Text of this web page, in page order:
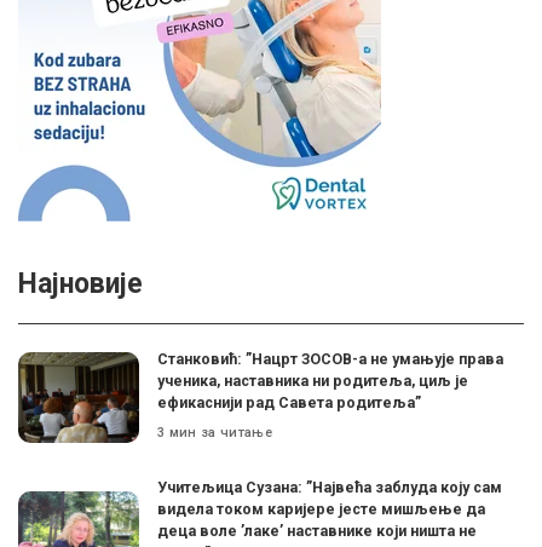
Најновије
Станковић: ”Нацрт ЗОСОВ-а не умањује права
ученика, наставника ни родитеља, циљ је
ефикаснији рад Савета родитеља”
3 мин за читање
Учитељица Сузана: ”Највећа заблуда коју сам
видела током каријере јесте мишљење да
деца воле ’лаке’ наставнике који ништа не